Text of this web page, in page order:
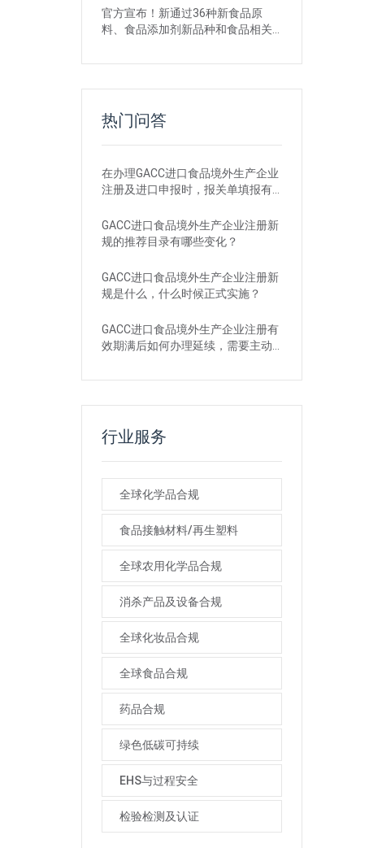
官方宣布！新通过36种新食品原
料、食品添加剂新品种和食品相关
热门问答
在办理GACC进口食品境外生产企业
注册及进口申报时，报关单填报有
GACC进口食品境外生产企业注册新
规的推荐目录有哪些变化？
GACC进口食品境外生产企业注册新
规是什么，什么时候正式实施？
GACC进口食品境外生产企业注册有
效期满后如何办理延续，需要主动
行业服务
全球化学品合规
食品接触材料/再生塑料
全球农用化学品合规
消杀产品及设备合规
全球化妆品合规
全球食品合规
药品合规
绿色低碳可持续
EHS与过程安全
检验检测及认证